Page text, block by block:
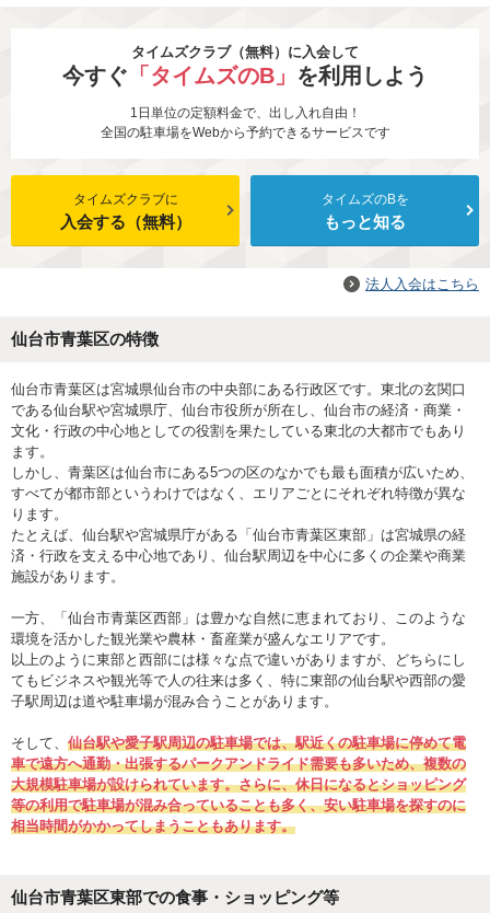
タイムズクラブ（無料）に入会して
今すぐ 「タイムズのB」 を利用しよう
1日単位の定額料金で、出し入れ自由！
全国の駐車場をWebから予約できるサービスです
タイムズクラブに
入会する（無料）
タイムズのBを
もっと知る
法人入会はこちら
仙台市青葉区の特徴
仙台市青葉区は宮城県仙台市の中央部にある行政区です。東北の玄関口
である仙台駅や宮城県庁、仙台市役所が所在し、仙台市の経済・商業・
文化・行政の中心地としての役割を果たしている東北の大都市でもあり
ます。
しかし、青葉区は仙台市にある5つの区のなかでも最も面積が広いため、
すべてが都市部というわけではなく、エリアごとにそれぞれ特徴が異な
ります。
たとえば、仙台駅や宮城県庁がある「仙台市青葉区東部」は宮城県の経
済・行政を支える中心地であり、仙台駅周辺を中心に多くの企業や商業
施設があります。
一方、「仙台市青葉区西部」は豊かな自然に恵まれており、このような
環境を活かした観光業や農林・畜産業が盛んなエリアです。
以上のように東部と西部には様々な点で違いがありますが、どちらにし
てもビジネスや観光等で人の往来は多く、特に東部の仙台駅や西部の愛
子駅周辺は道や駐車場が混み合うことがあります。
そして、 仙台駅や愛子駅周辺の駐車場では、駅近くの駐車場に停めて電
車で遠方へ通勤・出張するパークアンドライド需要も多いため、複数の
大規模駐車場が設けられています。さらに、休日になるとショッピング
等の利用で駐車場が混み合っていることも多く、安い駐車場を探すのに
相当時間がかかってしまうこともあります。
仙台市青葉区東部での食事・ショッピング等